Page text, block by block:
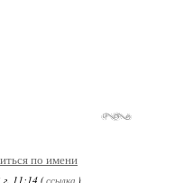
по имени
11:14 (ссылка )